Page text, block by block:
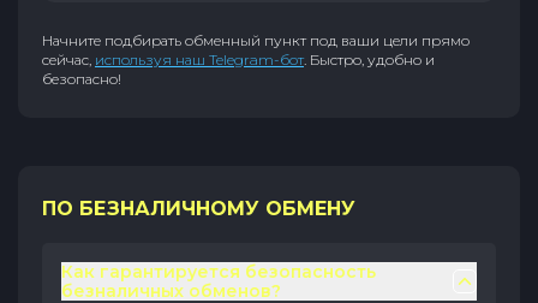
Начните подбирать обменный пункт под ваши цели прямо
сейчас, используя наш Telegram-бот. Быстро, удобно и
безопасно!
ПО БЕЗНАЛИЧНОМУ ОБМЕНУ
Как гарантируется безопасность
безналичных обменов?